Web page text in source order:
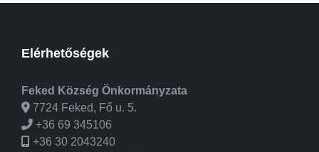
Elérhetőségek
Feked Község Önkormányzata
7724 Feked, Fő u. 5.
+36 69 345106
+36 30 2043240